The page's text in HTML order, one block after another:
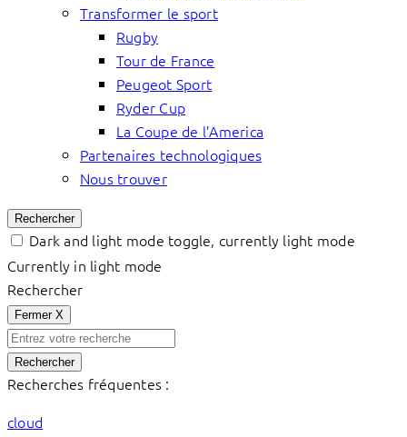
Transformer le sport
Rugby
Tour de France
Peugeot Sport
Ryder Cup
La Coupe de l’America
Partenaires technologiques
Nous trouver
Rechercher
Dark and light mode toggle, currently light mode
Currently in light mode
Rechercher
Fermer X
Rechercher
Recherches fréquentes :
cloud